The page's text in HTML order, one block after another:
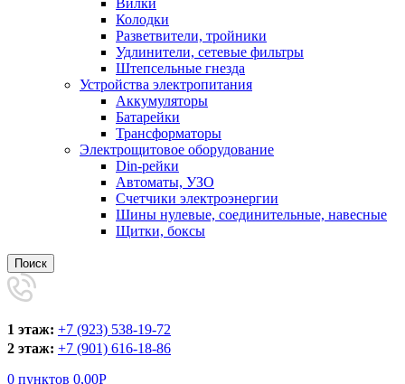
Колодки
Разветвители, тройники
Удлинители, сетевые фильтры
Штепсельные гнезда
Устройства электропитания
Аккумуляторы
Батарейки
Трансформаторы
Электрощитовое оборудование
Din-рейки
Автоматы, УЗО
Счетчики электроэнергии
Шины нулевые, соединительные, навесные
Щитки, боксы
Поиск
1 этаж: +7 (923) 538-19-72
2 этаж: +7 (901) 616-18-86
0 пунктов 0,00Р